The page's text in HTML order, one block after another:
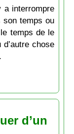
interrompre
son temps ou
temps de le
d’autre chose
d’un